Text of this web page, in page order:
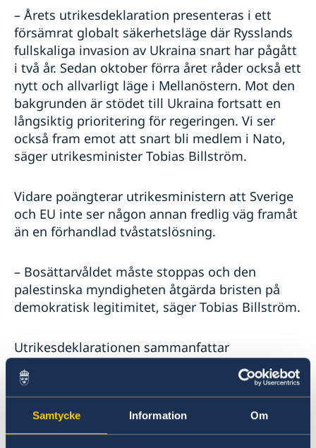
Samtycke Information Om
– Årets utrikesdeklaration presenteras i ett
försämrat globalt säkerhetsläge där Rysslands
fullskaliga invasion av Ukraina snart har pågått
i två år. Sedan oktober förra året råder också ett
nytt och allvarligt läge i Mellanöstern. Mot den
bakgrunden är stödet till Ukraina fortsatt en
långsiktig prioritering för regeringen. Vi ser
också fram emot att snart bli medlem i Nato,
säger utrikesminister Tobias Billström.
Vidare poängterar utrikesministern att Sverige
och EU inte ser någon annan fredlig väg framåt
än en förhandlad tvåstatslösning.
– Bosättarvåldet måste stoppas och den
palestinska myndigheten åtgärda bristen på
demokratisk legitimitet, säger Tobias Billström.
Utrikesdeklarationen sammanfattar
prioriteringar för året.
Fortsatt starkt stöd till Ukraina